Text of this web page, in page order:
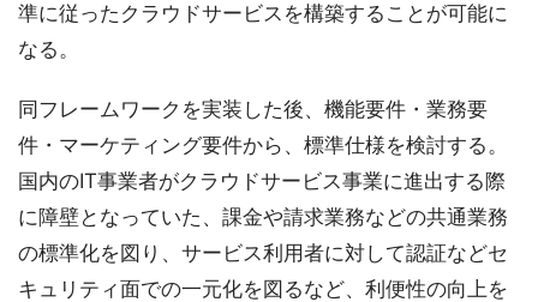
準に従ったクラウドサービスを構築することが可能に
なる。
同フレームワークを実装した後、機能要件・業務要
件・マーケティング要件から、標準仕様を検討する。
国内のIT事業者がクラウドサービス事業に進出する際
に障壁となっていた、課金や請求業務などの共通業務
の標準化を図り、サービス利用者に対して認証などセ
キュリティ面での一元化を図るなど、利便性の向上を